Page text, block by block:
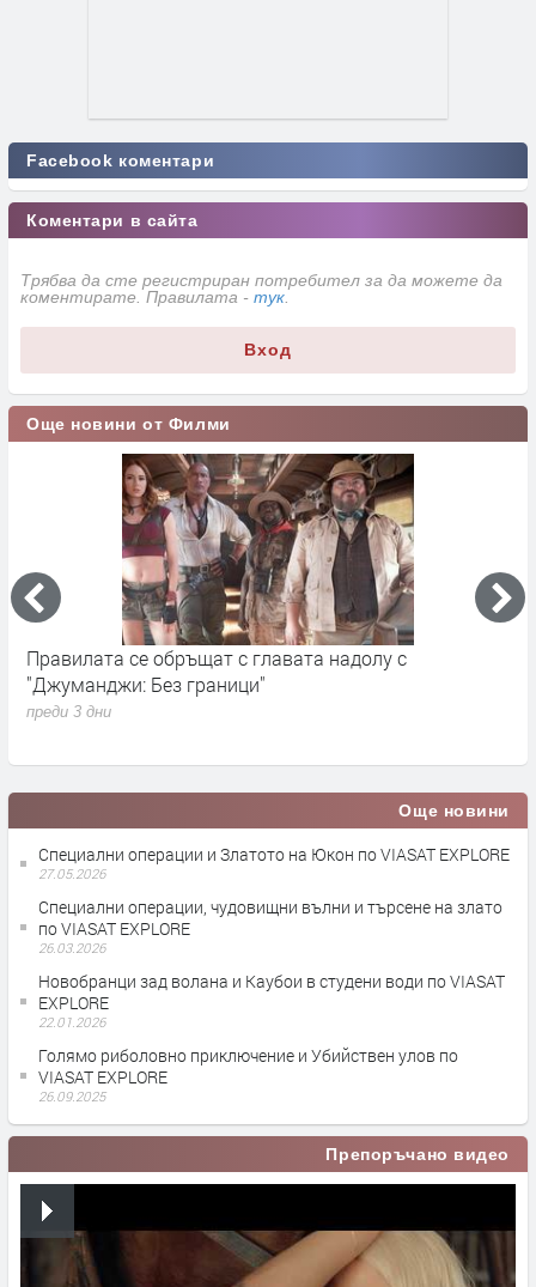
Facebook коментари
Коментари в сайта
Трябва да сте регистриран потребител за да можете да
коментирате. Правилата - тук.
Вход
Още новини от Филми
Правилата се обръщат с главата надолу с
"Джуманджи: Без граници"
преди 3 дни
Още новини
Специални операции и Златото на Юкон по VIASAT EXPLORE
27.05.2026
Специални операции, чудовищни вълни и търсене на злато
по VIASAT EXPLORE
26.03.2026
Новобранци зад волана и Каубои в студени води по VIASAT
EXPLORE
22.01.2026
Голямо риболовно приключение и Убийствен улов по
VIASAT EXPLORE
26.09.2025
Препоръчано видео